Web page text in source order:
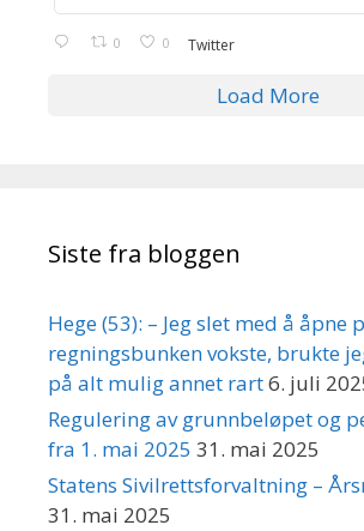
0 0 Twitter
Load More
Siste fra bloggen
Hege (53): – Jeg slet med å åpne
regningsbunken vokste, brukte
på alt mulig annet rart6. juli
Regulering av grunnbeløpet og
fra 1. mai 2025 31. mai 2025
Statens Sivilrettsforvaltning –
31. mai 2025